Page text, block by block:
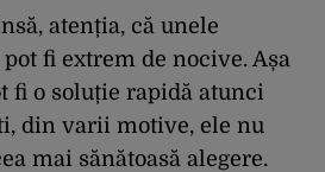
atenția, că unele
fi extrem de nocive. Așa
fi o soluție rapidă atunci
din varii motive, ele nu
mai sănătoasă alegere.